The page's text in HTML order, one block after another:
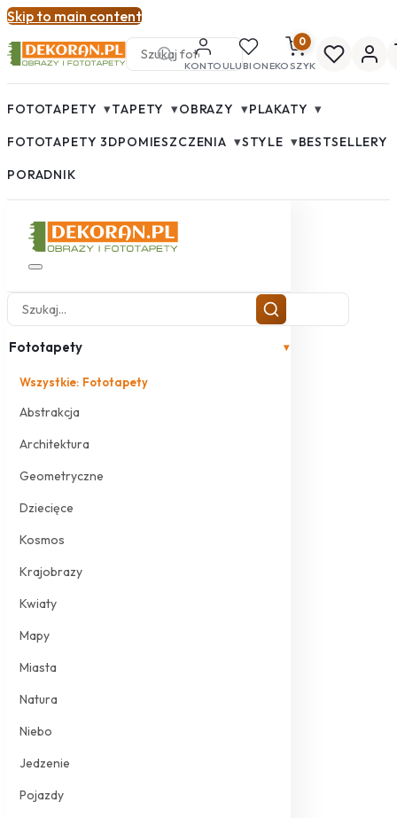
Skip to main content
KONTOULUBIONE
0
KOSZYK
FOTOTAPETY ▾TAPETY ▾OBRAZY ▾PLAKATY ▾
FOTOTAPETY 3DPOMIESZCZENIA ▾STYLE ▾BESTSELLERY
PORADNIK
Fototapety ▾
Wszystkie: Fototapety
Abstrakcja
Architektura
Geometryczne
Dziecięce
Kosmos
Krajobrazy
Kwiaty
Mapy
Miasta
Natura
Niebo
Jedzenie
Pojazdy